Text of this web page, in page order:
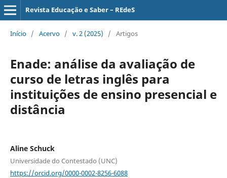
Revista Educação e Saber – REdeS
Início / Acervo / v. 2 (2025) / Artigos
Enade: análise da avaliação de
curso de letras inglês para
instituições de ensino presencial e
distância
Aline Schuck
Universidade do Contestado (UNC)
https://orcid.org/0000-0002-8256-6088